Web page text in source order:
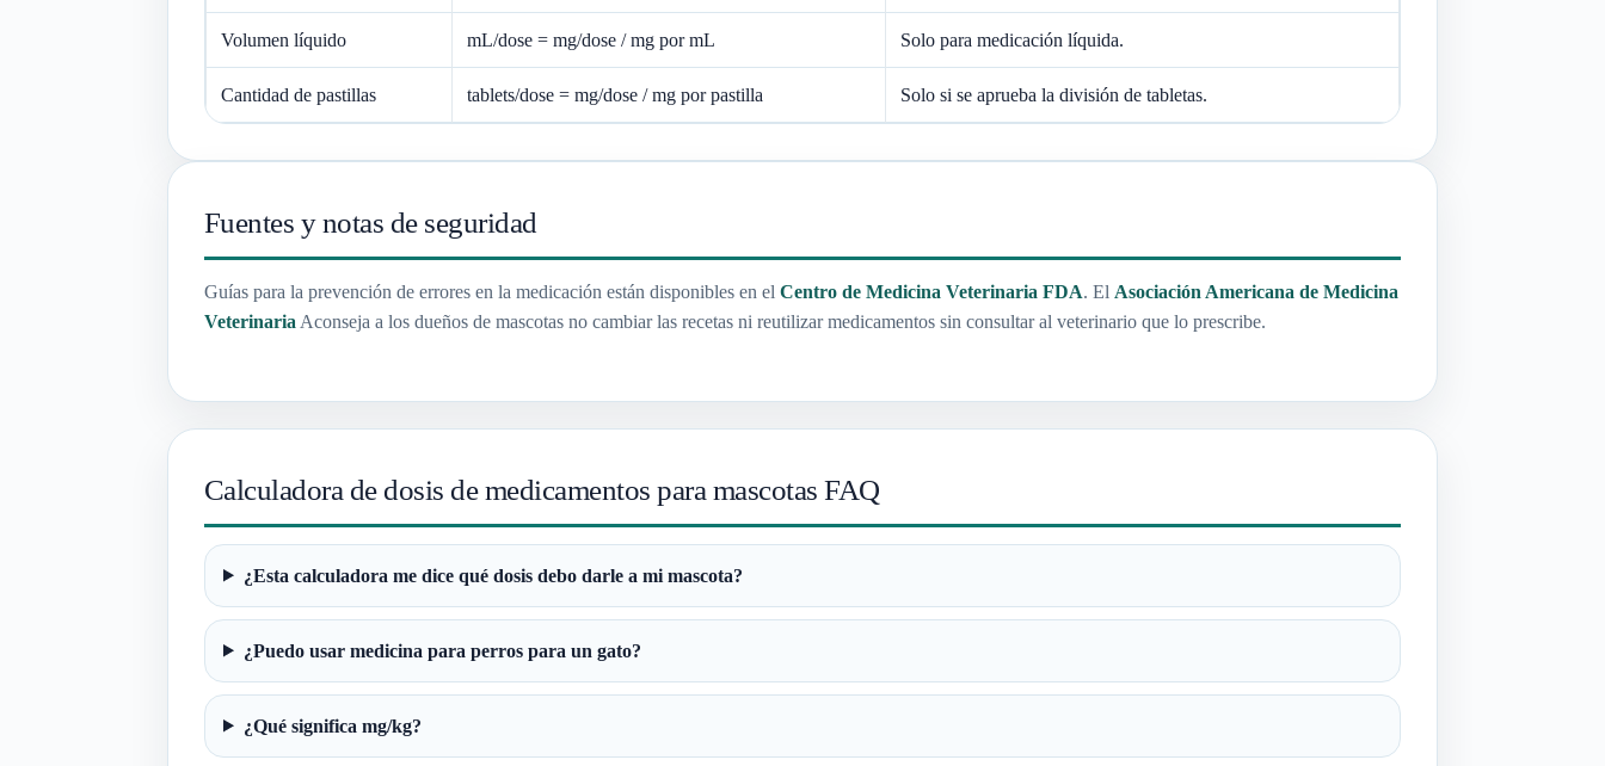
Volumen líquido mL/dose = mg/dose / mg por mL Solo para medicación líquida.
Cantidad de pastillas tablets/dose = mg/dose / mg por pastilla Solo si se aprueba la división de tabletas.
Fuentes y notas de seguridad
Guías para la prevención de errores en la medicación están disponibles en el Centro de Medicina Veterinaria FDA. El Asociación Americana de Medicina
Veterinaria Aconseja a los dueños de mascotas no cambiar las recetas ni reutilizar medicamentos sin consultar al veterinario que lo prescribe.
Calculadora de dosis de medicamentos para mascotas FAQ
¿Esta calculadora me dice qué dosis debo darle a mi mascota?
¿Puedo usar medicina para perros para un gato?
¿Qué significa mg/kg?